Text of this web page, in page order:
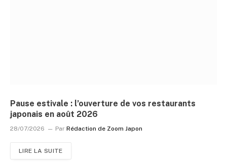
Pause estivale : l’ouverture de vos restaurants
japonais en août 2026
28/07/2026 Par Rédaction de Zoom Japon
LIRE LA SUITE